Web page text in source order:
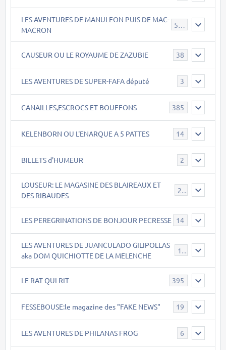
LES AVENTURES DE MANULEON PUIS DE MAC-
MACRON
543
CAUSEUR OU LE ROYAUME DE ZAZUBIE 38
LES AVENTURES DE SUPER-FAFA député 3
CANAILLES,ESCROCS ET BOUFFONS 385
KELENBORN OU L'ENARQUE A 5 PATTES 14
BILLETS d'HUMEUR 2
LOUSEUR: LE MAGASINE DES BLAIREAUX ET
DES RIBAUDES
21
LES PEREGRINATIONS DE BONJOUR PECRESSE 14
LES AVENTURES DE JUANCULADO GILIPOLLAS
aka DOM QUICHIOTTE DE LA MELENCHE
119
LE RAT QUI RIT 395
FESSEBOUSE:le magazine des "FAKE NEWS" 19
LES AVENTURES DE PHILANAS FROG 6